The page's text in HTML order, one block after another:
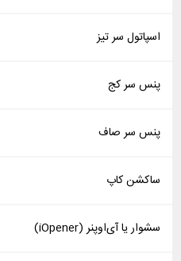
اسپاتول سر تیز
پنس سر کج
پنس سر صاف
ساکشن کاپ
سشوار یا آی‌اوپنر (iOpener)